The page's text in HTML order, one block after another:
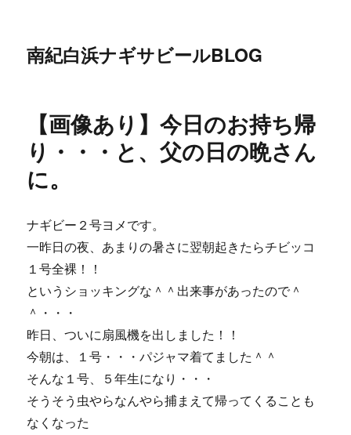
南紀白浜ナギサビールBLOG
【画像あり】今日のお持ち帰
り・・・と、父の日の晩さん
に。
ナギビー２号ヨメです。
一昨日の夜、あまりの暑さに翌朝起きたらチビッコ
１号全裸！！
というショッキングな＾＾出来事があったので＾
＾・・・
昨日、ついに扇風機を出しました！！
今朝は、１号・・・パジャマ着てました＾＾
そんな１号、５年生になり・・・
そうそう虫やらなんやら捕まえて帰ってくることも
なくなった